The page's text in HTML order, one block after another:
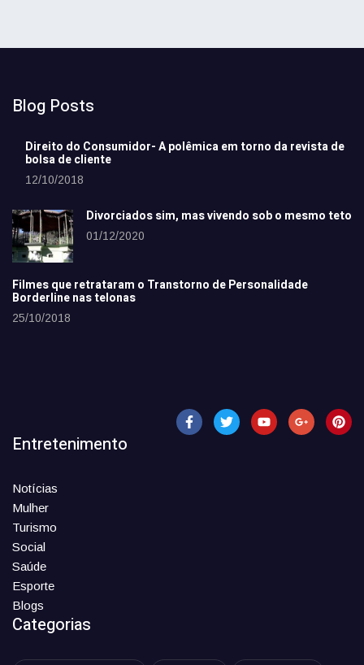
Blog Posts
Direito do Consumidor- A polêmica em torno da revista de
bolsa de cliente
12/10/2018
Divorciados sim, mas vivendo sob o mesmo teto
01/12/2020
Filmes que retrataram o Transtorno de Personalidade
Borderline nas telonas
25/10/2018
Entretenimento
Notícias
Mulher
Turismo
Social
Saúde
Esporte
Blogs
Categorias